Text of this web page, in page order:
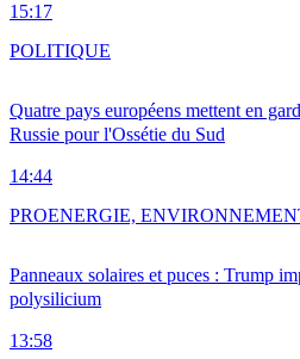
15:17
Quatre pays européens mettent en
Russie pour l'Ossétie du Sud
14:44
POLITIQUE
Panneaux solaires et puces : Trump
polysilicium
13:58
PROENERGIE,